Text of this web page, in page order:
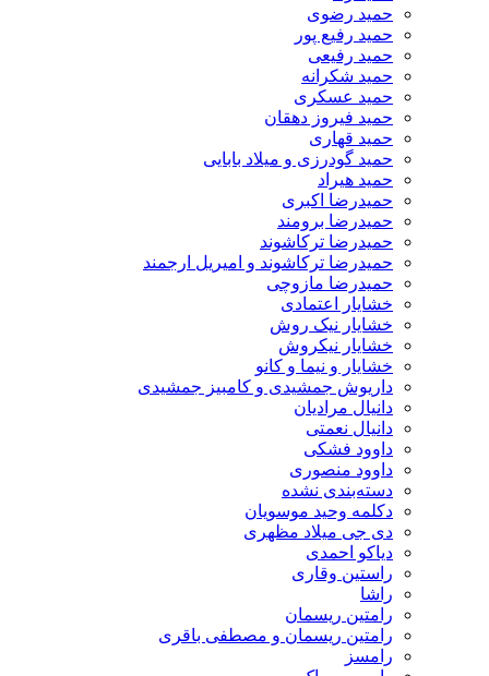
حمید رضوی
حمید رفیع پور
حمید رفیعی
حمید شکرانه
حمید عسکری
حمید فیروز دهقان
حمید قهاری
حمید گودرزی و میلاد بابایی
حمید هیراد
حمیدرضا اکبری
حمیدرضا برومند
حمیدرضا ترکاشوند
حمیدرضا ترکاشوند و امیریل ارجمند
حمیدرضا مازوچی
خشایار اعتمادی
خشایار نیک روش
خشایار نیکروش
خشایار و نیما و کانو
داریوش جمشیدی و کامبیز جمشیدی
دانیال مرادیان
دانیال نعمتی
داوود فشکی
داوود منصوری
دسته‌بندی نشده
دکلمه وحید موسویان
دی جی میلاد مظهری
دیاکو احمدی
راستین وقاری
راشا
رامتین ریسمان
رامتین ریسمان و مصطفی باقری
رامسز